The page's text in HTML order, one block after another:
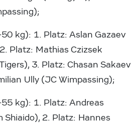
kg): 1. Platz: Aslan Gazaev
Platz: Mathias Czizsek
3. Platz: Chasan Sakaev
Ully (JC Wimpassing);
kg): 1. Platz: Andreas
2. Platz: Hannes